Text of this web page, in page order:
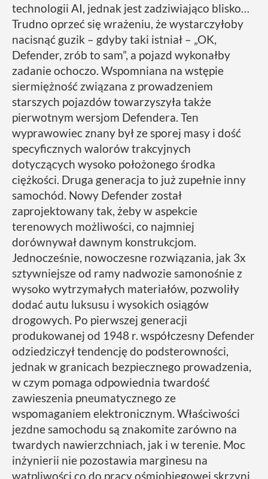
technologii AI, jednak jest zadziwiająco blisko…
Trudno oprzeć się wrażeniu, że wystarczyłoby
nacisnąć guzik – gdyby taki istniał – „OK,
Defender, zrób to sam”, a pojazd wykonałby
zadanie ochoczo. Wspomniana na wstępie
siermiężność związana z prowadzeniem
starszych pojazdów towarzyszyła także
pierwotnym wersjom Defendera. Ten
wyprawowiec znany był ze sporej masy i dość
specyficznych walorów trakcyjnych
dotyczących wysoko położonego środka
ciężkości. Druga generacja to już zupełnie inny
samochód. Nowy Defender został
zaprojektowany tak, żeby w aspekcie
terenowych możliwości, co najmniej
dorównywał dawnym konstrukcjom.
Jednocześnie, nowoczesne rozwiązania, jak 3x
sztywniejsze od ramy nadwozie samonośnie z
wysoko wytrzymałych materiałów, pozwoliły
dodać autu luksusu i wysokich osiągów
drogowych. Po pierwszej generacji
produkowanej od 1948 r. współczesny Defender
odziedziczył tendencję do podsterowności,
jednak w granicach bezpiecznego prowadzenia,
w czym pomaga odpowiednia twardość
zawieszenia pneumatycznego ze
wspomaganiem elektronicznym. Właściwości
jezdne samochodu są znakomite zarówno na
twardych nawierzchniach, jak i w terenie. Moc
inżynierii nie pozostawia marginesu na
wątpliwości co do pracy ośmiobiegowej skrzyni